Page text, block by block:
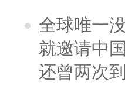
全球唯一
就邀请中
还曾两次